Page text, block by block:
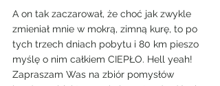
A on tak zaczarował, że choć jak zwykle
zmieniał mnie w mokrą, zimną kurę, to po
tych trzech dniach pobytu i 80 km pieszo
myślę o nim całkiem CIEPŁO. Hell yeah!
Zapraszam Was na zbiór pomysłów